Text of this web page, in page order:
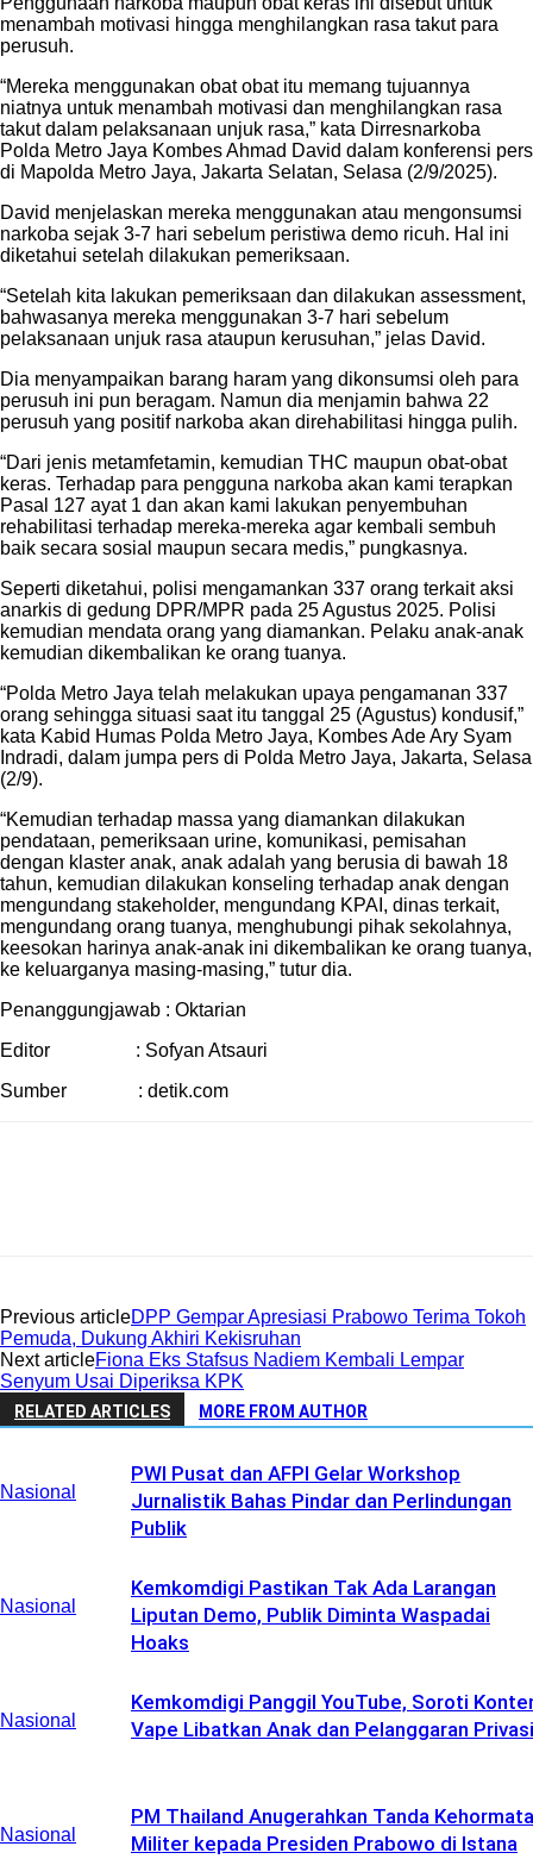
menambah motivasi hingga menghilangkan rasa takut para
perusuh.
“Mereka menggunakan obat obat itu memang tujuannya
niatnya untuk menambah motivasi dan menghilangkan rasa
takut dalam pelaksanaan unjuk rasa,” kata Dirresnarkoba
Polda Metro Jaya Kombes Ahmad David dalam konferensi pers
di Mapolda Metro Jaya, Jakarta Selatan, Selasa (2/9/2025).
David menjelaskan mereka menggunakan atau mengonsumsi
narkoba sejak 3-7 hari sebelum peristiwa demo ricuh. Hal ini
diketahui setelah dilakukan pemeriksaan.
“Setelah kita lakukan pemeriksaan dan dilakukan assessment,
bahwasanya mereka menggunakan 3-7 hari sebelum
pelaksanaan unjuk rasa ataupun kerusuhan,” jelas David.
Dia menyampaikan barang haram yang dikonsumsi oleh para
perusuh ini pun beragam. Namun dia menjamin bahwa 22
perusuh yang positif narkoba akan direhabilitasi hingga pulih.
“Dari jenis metamfetamin, kemudian THC maupun obat-obat
keras. Terhadap para pengguna narkoba akan kami terapkan
Pasal 127 ayat 1 dan akan kami lakukan penyembuhan
rehabilitasi terhadap mereka-mereka agar kembali sembuh
baik secara sosial maupun secara medis,” pungkasnya.
Seperti diketahui, polisi mengamankan 337 orang terkait aksi
anarkis di gedung DPR/MPR pada 25 Agustus 2025. Polisi
kemudian mendata orang yang diamankan. Pelaku anak-anak
kemudian dikembalikan ke orang tuanya.
“Polda Metro Jaya telah melakukan upaya pengamanan 337
orang sehingga situasi saat itu tanggal 25 (Agustus) kondusif,”
kata Kabid Humas Polda Metro Jaya, Kombes Ade Ary Syam
Indradi, dalam jumpa pers di Polda Metro Jaya, Jakarta, Selasa
(2/9).
“Kemudian terhadap massa yang diamankan dilakukan
pendataan, pemeriksaan urine, komunikasi, pemisahan
dengan klaster anak, anak adalah yang berusia di bawah 18
tahun, kemudian dilakukan konseling terhadap anak dengan
mengundang stakeholder, mengundang KPAI, dinas terkait,
mengundang orang tuanya, menghubungi pihak sekolahnya,
keesokan harinya anak-anak ini dikembalikan ke orang tuanya,
ke keluarganya masing-masing,” tutur dia.
Penanggungjawab : Oktarian
Editor : Sofyan Atsauri
Sumber : detik.com
Previous articleDPP Gempar Apresiasi Prabowo Terima Tokoh
Pemuda, Dukung Akhiri Kekisruhan
Next articleFiona Eks Stafsus Nadiem Kembali Lempar
Senyum Usai Diperiksa KPK
RELATED ARTICLES MORE FROM AUTHOR
Nasional
PWI Pusat dan AFPI Gelar Workshop
Jurnalistik Bahas Pindar dan Perlindungan
Publik
Nasional
Kemkomdigi Pastikan Tak Ada Larangan
Liputan Demo, Publik Diminta Waspadai
Hoaks
Nasional
Kemkomdigi Panggil YouTube, Soroti
Vape Libatkan Anak dan Pelanggaran Privasi
Nasional
PM Thailand Anugerahkan Tanda
Militer kepada Presiden Prabowo di Istana